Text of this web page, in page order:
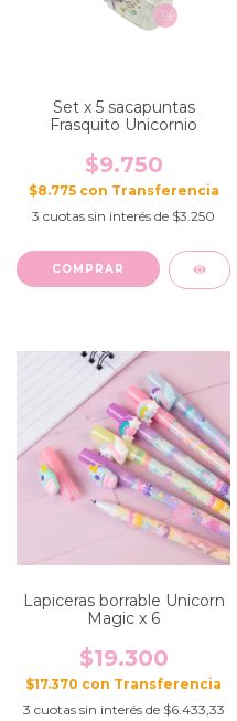
Set x 5 sacapuntas
Frasquito Unicornio
$9.750
$8.775 con
3 cuotas sin interés de $3.250
Lapiceras borrable Unicorn
Magic x 6
$19.300
$17.370 con
3 cuotas sin interés de $6.433,33